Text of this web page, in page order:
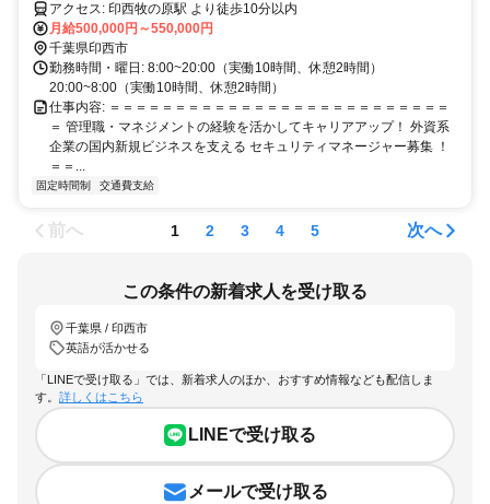
アクセス: 印西牧の原駅 より徒歩10分以内
月給500,000円～550,000円
千葉県印西市
勤務時間・曜日: 8:00~20:00（実働10時間、休憩2時間）
20:00~8:00（実働10時間、休憩2時間）
仕事内容: ＝＝＝＝＝＝＝＝＝＝＝＝＝＝＝＝＝＝＝＝＝＝＝＝＝＝
＝ 管理職・マネジメントの経験を活かしてキャリアアップ！ 外資系
企業の国内新規ビジネスを支える セキュリティマネージャー募集 ！
＝＝...
固定時間制 交通費支給
前へ 1 2 3 4 5 次へ
この条件の新着求人を受け取る
千葉県 / 印西市
英語が活かせる
「LINEで受け取る」では、新着求人のほか、おすすめ情報なども配信しま
す。 詳しくはこちら
LINEで受け取る
メールで受け取る